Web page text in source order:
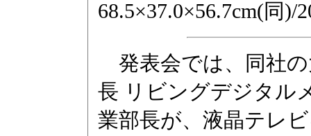
68.5×37.0×56.7cm(同)/
発表会では、同社
長 リビングデジタル
業部長が、液晶テレ